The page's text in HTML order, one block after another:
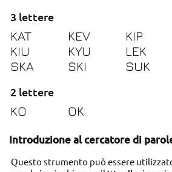
3 lettere
KAT KEV KIP
KIU
KYU LEK
SKA
SKI SUK
2 lettere
KO OK
Introduzione al cercatore di
Questo strumento può essere